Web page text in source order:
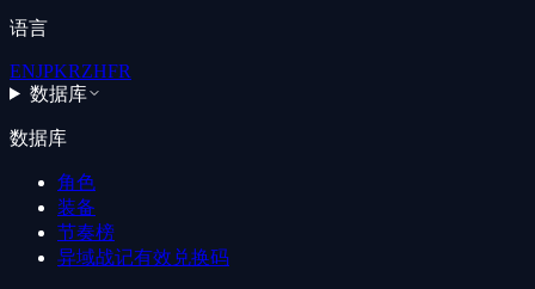
语言
ENJPKRZHFR
数据库
数据库
角色
装备
节奏榜
异域战记有效兑换码